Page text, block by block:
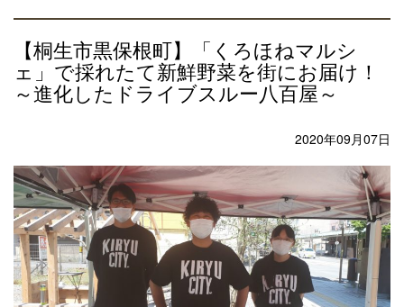
【桐生市黒保根町】「くろほねマルシ
ェ」で採れたて新鮮野菜を街にお届け！
～進化したドライブスルー八百屋～
2020年09月07日